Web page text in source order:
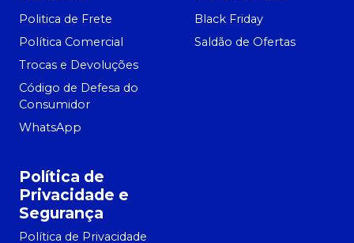
Politica de Frete
Política Comercial
Trocas e Devoluções
Código de Defesa do
Consumidor
WhatsApp
Black Friday
Saldão de Ofertas
Política de
Privacidade e
Segurança
Política de Privacidade